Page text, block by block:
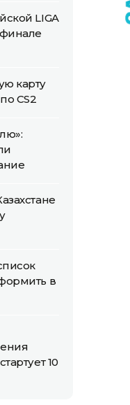
LIGA
финале
карту
CS2
в
10